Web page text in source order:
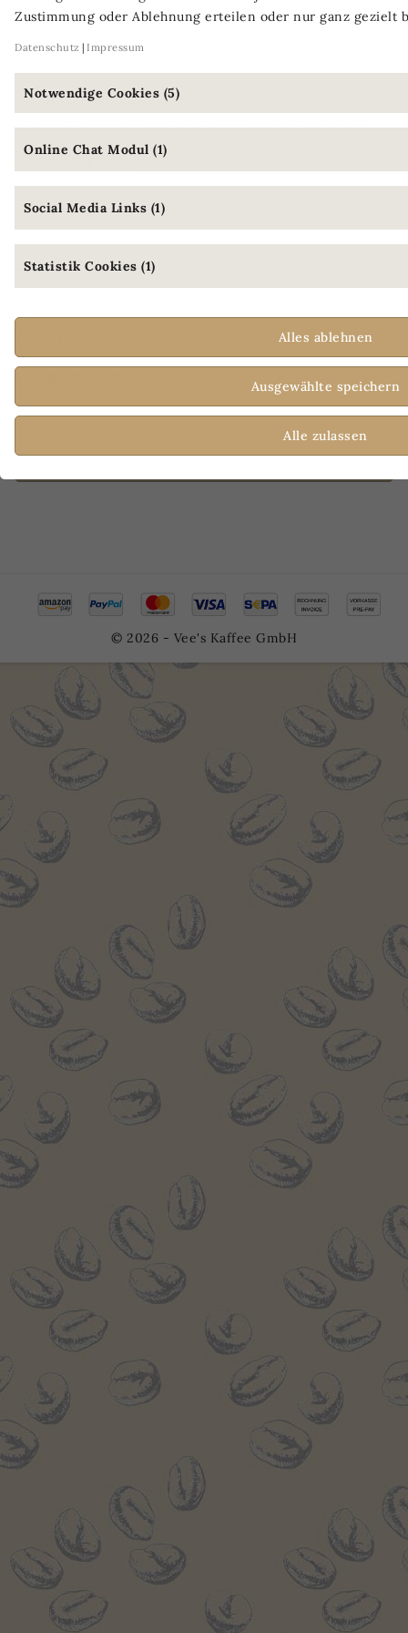
Zustimmung oder Ablehnung erteilen oder nur ganz gezielt
Datenschutz Impressum
Notwendige Cookies (5)
Online Chat Modul (1)
Social Media Links (1)
Statistik Cookies (1)
Alles ablehnen
Alle zulassen
Ausgewählte speichern
Produktneuheiten und tolle Angebote!
Mit meinem Newsletter Abonnement akzeptiere ich
jederzeit widerrufen, indem ich eine E-Mail an
Unsere Informationen
VERTRAG WIDERRUFEN
© 2026 - Vee's Kaffee GmbH